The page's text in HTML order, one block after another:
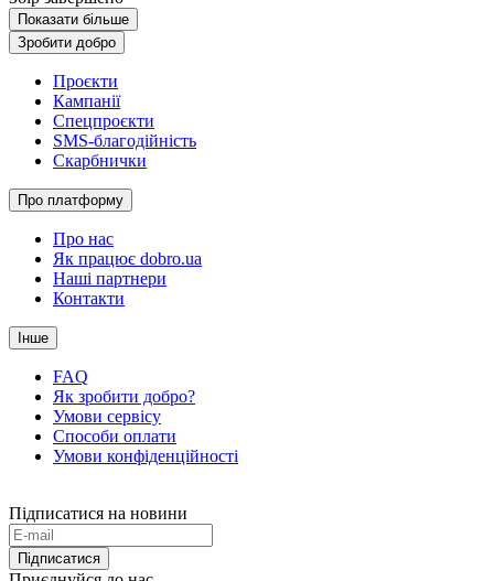
Показати більше
Зробити добро
Проєкти
Кампанії
Спецпроєкти
SMS-благодійність
Скарбнички
Про платформу
Про нас
Як працює dobro.ua
Наші партнери
Контакти
Інше
FAQ
Як зробити добро?
Умови сервісу
Способи оплати
Умови конфіденційності
Підписатися на новини
Підписатися